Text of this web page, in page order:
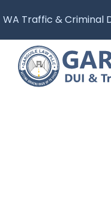
WA Traffic & Criminal